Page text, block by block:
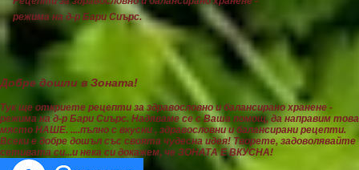
режима на д-р Бари Сиърс.
Добре дошли в Зоната!
Тук ще откриете рецепти за здравословно и балансирано хранене -
режима на д-р Бари Сиърс. Надяваме се с Ваша помощ, да направим това
място НАШЕ. ....пълно с вкусни , здравословни и балансирани рецепти.
Всеки е добре дошъл със своята чудесна идея! Творете, задоволявайте
сетивата си...и нека си докажем, че ЗОНАТА Е ВКУСНА!